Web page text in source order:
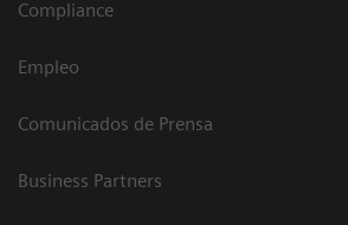
Compliance
Empleo
Comunicados de Prensa
Business Partners